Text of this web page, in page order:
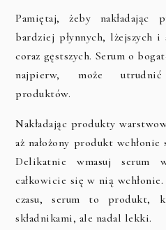
Pamiętaj, żeby nakładając
bardziej płynnych, lżejszych
coraz gęstszych. Serum o
najpierw, może utrudnić
produktów.
Nakładając produkty
aż nałożony produkt
Delikatnie wmasuj
całkowicie się w nią
czasu, serum to produkt,
składnikami, ale nadal lekki.